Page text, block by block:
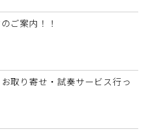
ご案内！！
お取り寄せ・試奏サービス行っ